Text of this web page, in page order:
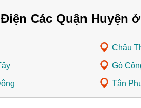
Các Quận Huyện
Châu
Gò
Tân